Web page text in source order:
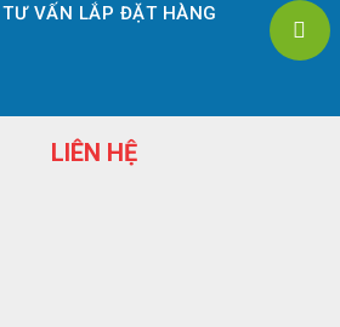
TƯ VẤN LẮP ĐẶT HÀNG
LIÊN HỆ